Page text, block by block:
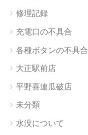
修理記録
充電口の不具合
各種ボタンの不具合
大正駅前店
平野喜連瓜破店
未分類
水没について